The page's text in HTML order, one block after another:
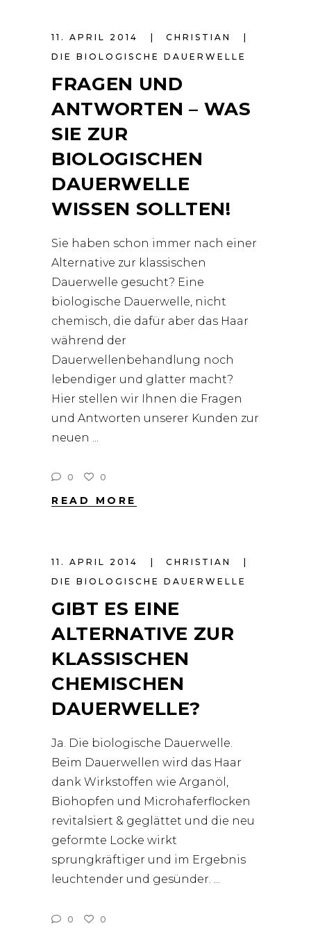
11. APRIL 2014
CHRISTIAN
DIE BIOLOGISCHE DAUERWELLE
FRAGEN UND
ANTWORTEN – WAS
SIE ZUR
BIOLOGISCHEN
DAUERWELLE
WISSEN SOLLTEN!
Sie haben schon immer nach einer
Alternative zur klassischen
Dauerwelle gesucht? Eine
biologische Dauerwelle, nicht
chemisch, die dafür aber das Haar
während der
Dauerwellenbehandlung noch
lebendiger und glatter macht?
Hier stellen wir Ihnen die Fragen
und Antworten unserer Kunden zur
neuen
0 0
READ MORE
11. APRIL 2014
CHRISTIAN
DIE BIOLOGISCHE DAUERWELLE
GIBT ES EINE
ALTERNATIVE ZUR
KLASSISCHEN
CHEMISCHEN
DAUERWELLE?
Ja. Die biologische Dauerwelle.
Beim Dauerwellen wird das Haar
dank Wirkstoffen wie Arganöl,
Biohopfen und Microhaferflocken
revitalsiert & geglättet und die neu
geformte Locke wirkt
sprungkräftiger und im Ergebnis
leuchtender und gesünder.
0 0